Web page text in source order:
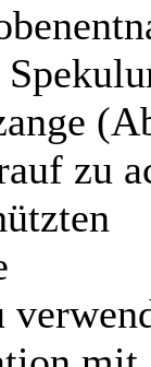
zu